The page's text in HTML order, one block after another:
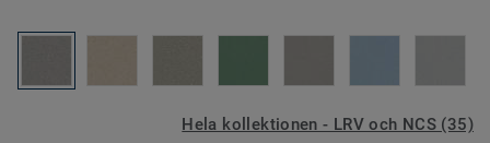
Hela kollektionen - LRV och NCS (35)